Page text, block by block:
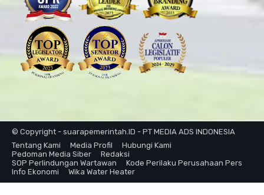
© Copyright - suarapemerintah.ID - PT MEDIA ADS INDONESIA
Tentang Kami
Media Profil
Hubungi Kami
Pedoman Media Siber
Redaksi
SOP Perlindungan Wartawan
Kode Perilaku Perusahaan Pers
Info Ekonomi
Wika Water Heater